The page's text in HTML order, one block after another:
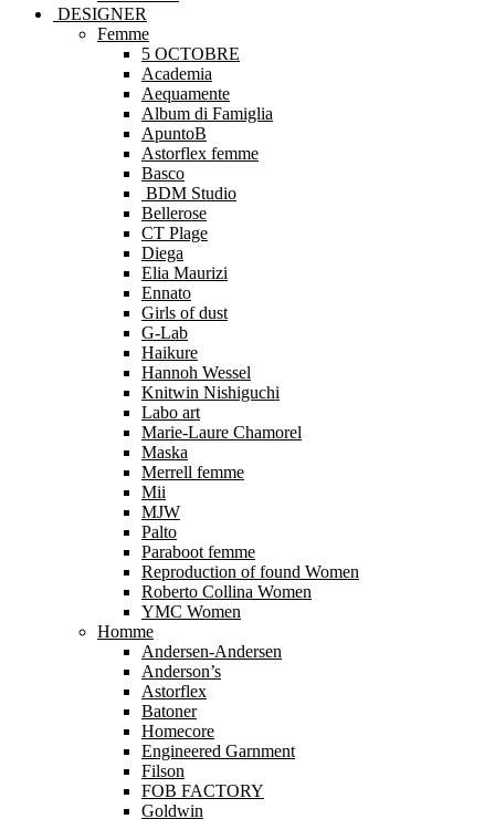
DESIGNER
Femme
5 OCTOBRE
Academia
Aequamente
Album di Famiglia
ApuntoB
Astorflex femme
Basco
BDM Studio
Bellerose
CT Plage
Diega
Elia Maurizi
Ennato
Girls of dust
G-Lab
Haikure
Hannoh Wessel
Knitwin Nishiguchi
Labo art
Marie-Laure Chamorel
Maska
Merrell femme
Mii
MJW
Palto
Paraboot femme
Reproduction of found Women
Roberto Collina Women
YMC Women
Homme
Andersen-Andersen
Anderson’s
Astorflex
Batoner
Homecore
Engineered Garnment
Filson
FOB FACTORY
Goldwin